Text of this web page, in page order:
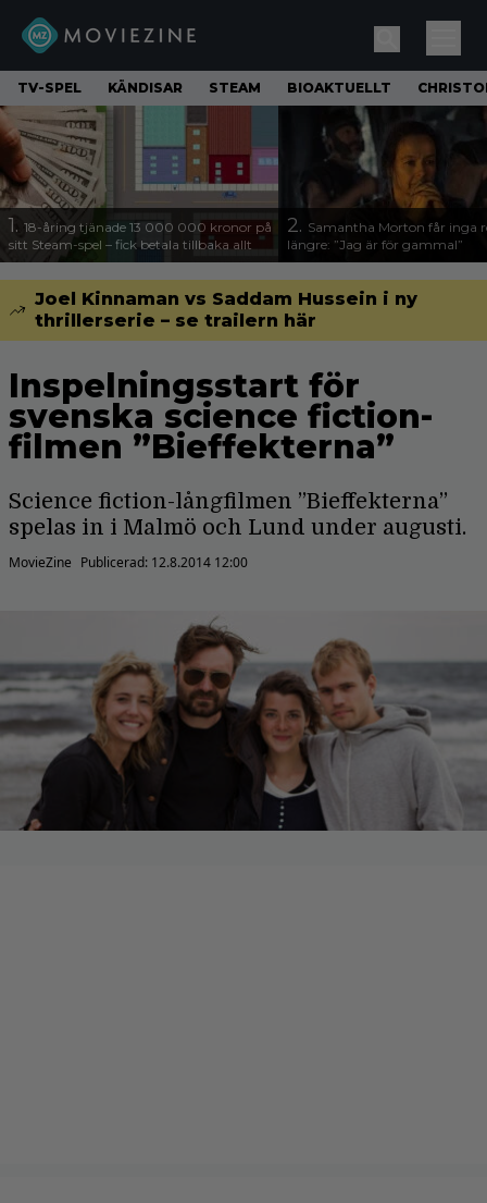
TV-SPEL KÄNDISAR STEAM BIOAKTUELLT
1. 18-åring tjänade 13 000 000 kronor på
sitt Steam-spel – fick betala tillbaka allt
2. Samantha Morton får inga
längre: ”Jag är för gammal”
Joel Kinnaman vs Saddam Hussein i ny
thrillerserie – se trailern här
Inspelningsstart för
svenska science fiction-
filmen ”Bieffekterna”
Science fiction-långfilmen ”Bieffekterna”
spelas in i Malmö och Lund under augusti.
MovieZine Publicerad: 12.8.2014 12:00